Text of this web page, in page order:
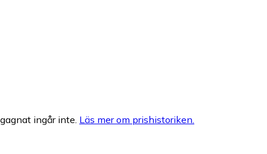
ingår inte. Läs mer om prishistoriken.